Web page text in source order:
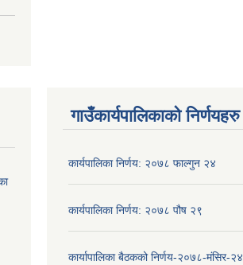
गाउँकार्यपालिकाको निर्णयहरु
कार्यपालिका निर्णय: २०७८ फाल्गुन २४
कार्यपालिका निर्णय: २०७८ पौष २९
कार्यापालिका बैठकको निर्णय-२०७८-मंसिर-२४